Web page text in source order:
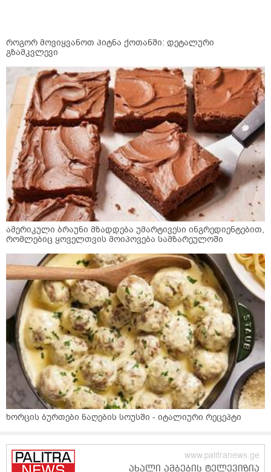
როგორ მოვიყვანოთ პიტნა ქოთანში: დეტალური
გზამკვლევი
ამერიკული ბრაუნი მზადდება უმარტივესი ინგრედიენტებით,
რომლებიც ყოველთვის მოიპოვება სამზარეულოში
ხორცის ბურთები ნაღების სოუსში - იტალიური რეცეპტი